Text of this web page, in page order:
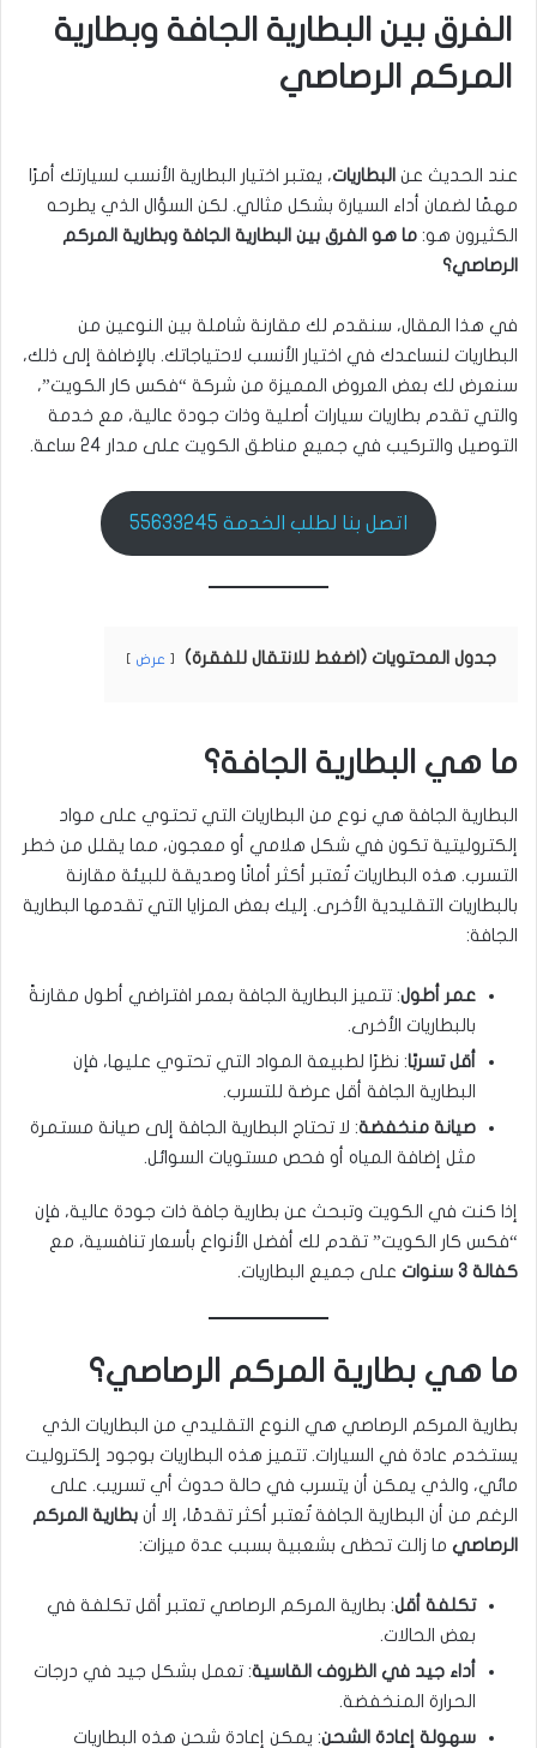
الفرق بين البطارية الجافة وبطارية
المركم الرصاصي
عند الحديث عن البطاريات، يعتبر اختيار البطارية الأنسب لسيارتك أمرًا
مهمًا لضمان أداء السيارة بشكل مثالي. لكن السؤال الذي يطرحه
الكثيرون هو: ما هو الفرق بين البطارية الجافة وبطارية المركم
الرصاصي؟
في هذا المقال، سنقدم لك مقارنة شاملة بين النوعين من
البطاريات لنساعدك في اختيار الأنسب لاحتياجاتك. بالإضافة إلى ذلك،
سنعرض لك بعض العروض المميزة من شركة “فكس كار الكويت”،
والتي تقدم بطاريات سيارات أصلية وذات جودة عالية، مع خدمة
التوصيل والتركيب في جميع مناطق الكويت على مدار 24 ساعة.
اتصل بنا لطلب الخدمة 55633245
جدول المحتويات (اضغط للانتقال للفقرة) عرض
ما هي البطارية الجافة؟
البطارية الجافة هي نوع من البطاريات التي تحتوي على مواد
إلكتروليتية تكون في شكل هلامي أو معجون، مما يقلل من خطر
التسرب. هذه البطاريات تُعتبر أكثر أمانًا وصديقة للبيئة مقارنة
بالبطاريات التقليدية الأخرى. إليك بعض المزايا التي تقدمها البطارية
الجافة:
عمر أطول: تتميز البطارية الجافة بعمر افتراضي أطول مقارنةً
بالبطاريات الأخرى.
أقل تسربًا: نظرًا لطبيعة المواد التي تحتوي عليها، فإن
البطارية الجافة أقل عرضة للتسرب.
صيانة منخفضة: لا تحتاج البطارية الجافة إلى صيانة مستمرة
مثل إضافة المياه أو فحص مستويات السوائل.
إذا كنت في الكويت وتبحث عن بطارية جافة ذات جودة عالية، فإن
“فكس كار الكويت” تقدم لك أفضل الأنواع بأسعار تنافسية، مع
كفالة 3 سنوات
على جميع البطاريات.
ما هي بطارية المركم الرصاصي؟
بطارية المركم الرصاصي هي النوع التقليدي من البطاريات الذي
يستخدم عادة في السيارات. تتميز هذه البطاريات بوجود إلكتروليت
مائي، والذي يمكن أن يتسرب في حالة حدوث أي تسريب. على
الرغم من أن البطارية الجافة تُعتبر أكثر تقدمًا، إلا أن بطارية المركم
الرصاصي ما زالت تحظى بشعبية بسبب عدة ميزات:
تكلفة أقل: بطارية المركم الرصاصي تعتبر أقل تكلفة في
بعض الحالات.
أداء جيد في الظروف القاسية: تعمل بشكل جيد في درجات
الحرارة المنخفضة.
سهولة إعادة الشحن: يمكن إعادة شحن هذه البطاريات